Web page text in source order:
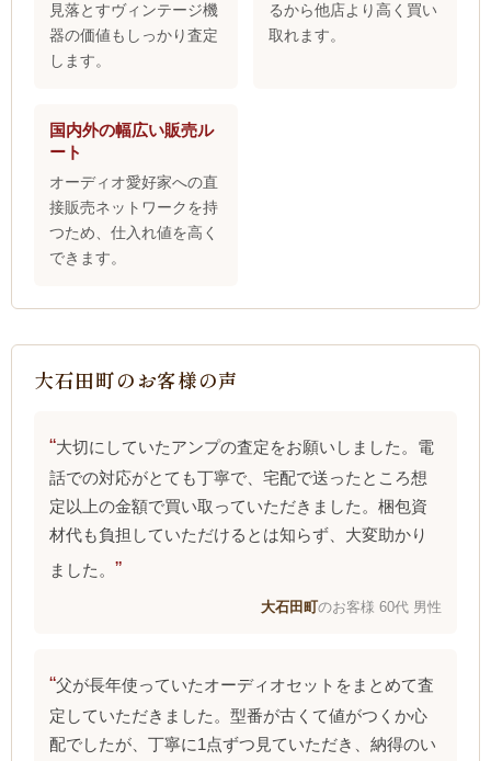
見落とすヴィンテージ機
器の価値もしっかり査定
します。
るから他店より高く買い
取れます。
国内外の幅広い販売ル
ート
オーディオ愛好家への直
接販売ネットワークを持
つため、仕入れ値を高く
できます。
大石田町のお客様の声
大切にしていたアンプの査定をお願いしました。電
話での対応がとても丁寧で、宅配で送ったところ想
定以上の金額で買い取っていただきました。梱包資
材代も負担していただけるとは知らず、大変助かり
ました。
大石田町のお客様 60代 男性
父が長年使っていたオーディオセットをまとめて査
定していただきました。型番が古くて値がつくか心
配でしたが、丁寧に1点ずつ見ていただき、納得のい